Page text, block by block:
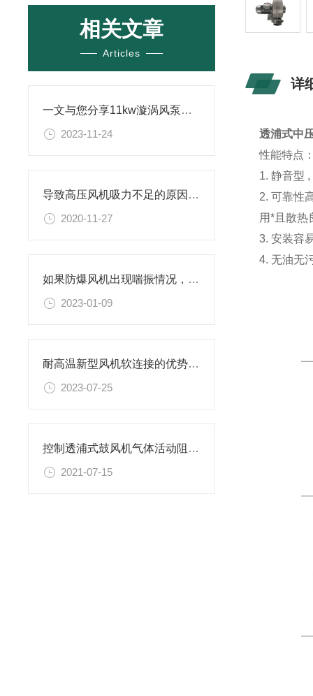
相关文章
Articles
一文与您分享11kw漩涡风泵的常见故障相应解决方法
2023-11-24
导致高压风机吸力不足的原因，如何解决？
2020-11-27
如果防爆风机出现喘振情况，应该如何操作处理？
2023-01-09
耐高温新型风机软连接的优势有哪些
2023-07-25
控制透浦式鼓风机气体活动阻力的方法介绍
2021-07-15
详
透浦式中
性能特点
1. 静音型
2. 可靠性
用*且散热
3. 安装容
4. 无油无